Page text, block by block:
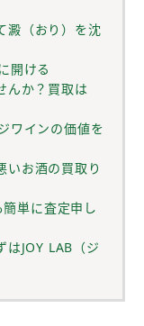
澱（おり）を沈
開ける
んか？買取は
ワインの価値を
いお酒の買取り
単に査定申し
JOY LAB（ジ